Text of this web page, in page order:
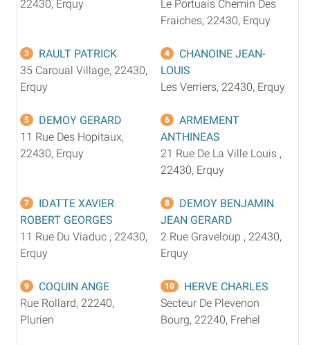
22430, Erquy
Le Portuais Chemin Des
Fraiches, 22430, Erquy
3
RAULT PATRICK
35 Caroual Village, 22430,
Erquy
4
CHANOINE JEAN-
LOUIS
Les Verriers, 22430, Erquy
5
DEMOY GERARD
11 Rue Des Hopitaux,
22430, Erquy
6
ARMEMENT
ANTHINEAS
21 Rue De La Ville Louis ,
22430, Erquy
7
IDATTE XAVIER
ROBERT GEORGES
11 Rue Du Viaduc , 22430,
Erquy
8
DEMOY BENJAMIN
JEAN GERARD
2 Rue Graveloup , 22430,
Erquy
9
COQUIN ANGE
Rue Rollard, 22240,
Plurien
10
HERVE CHARLES
Secteur De Plevenon
Bourg, 22240, Frehel